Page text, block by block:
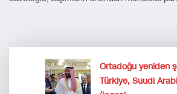
Ortadoğu yeniden
Türkiye, Suudi